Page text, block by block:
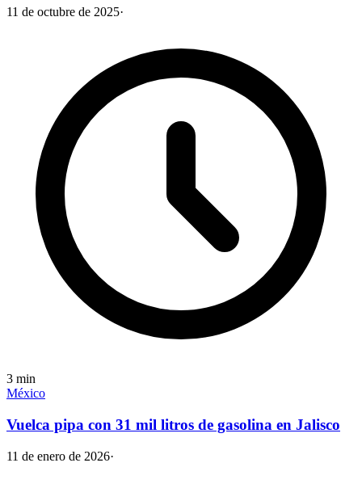
11 de octubre de 2025·
3 min
México
Vuelca pipa con 31 mil litros de gasolina en Jalisco
11 de enero de 2026·